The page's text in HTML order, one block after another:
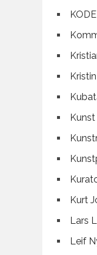
KODE
Kurt
Lars
Leif